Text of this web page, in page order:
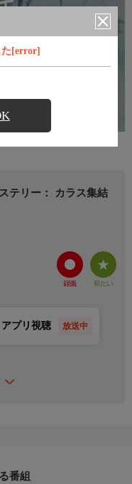
た[error]
テリー： カラス集結
アプリ視聴 放送中
るそうなのだ。その理由
番組